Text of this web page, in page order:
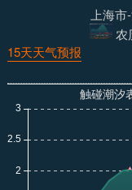
上海
农
15天天气预报
触碰潮汐